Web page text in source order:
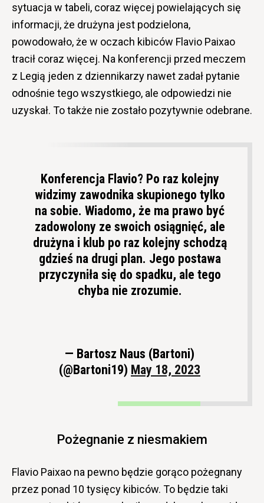
sytuacja w tabeli, coraz więcej powielających się
informacji, że drużyna jest podzielona,
powodowało, że w oczach kibiców Flavio Paixao
tracił coraz więcej. Na konferencji przed meczem
z Legią jeden z dziennikarzy nawet zadał pytanie
odnośnie tego wszystkiego, ale odpowiedzi nie
uzyskał. To także nie zostało pozytywnie odebrane.
Konferencja Flavio? Po raz kolejny
widzimy zawodnika skupionego tylko
na sobie. Wiadomo, że ma prawo być
zadowolony ze swoich osiągnięć, ale
drużyna i klub po raz kolejny schodzą
gdzieś na drugi plan. Jego postawa
przyczyniła się do spadku, ale tego
chyba nie zrozumie.
— Bartosz Naus (Bartoni)
(@Bartoni19) May 18, 2023
Pożegnanie z niesmakiem
Flavio Paixao na pewno będzie gorąco pożegnany
przez ponad 10 tysięcy kibiców. To będzie taki